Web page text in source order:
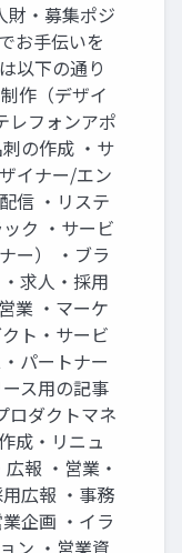
財‧募集ポジ
お⼿伝いを
以下の通り
作（デザイ
フォンアポ
の作成 ‧サ
イナー/エン
信 ‧リステ
ク ‧サービ
ー） ‧ブラ
‧求⼈‧採⽤
業 ‧マーケ
ト‧サービ
パートナー
ス⽤の記事
ロダクトマネ
成‧リニュ
広報 ‧営業‧
広報 ‧事務
企画 ‧イラ